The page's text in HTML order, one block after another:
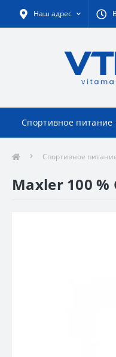
Наш адрес
Спортивное питание
Спортивное
Maxler 100